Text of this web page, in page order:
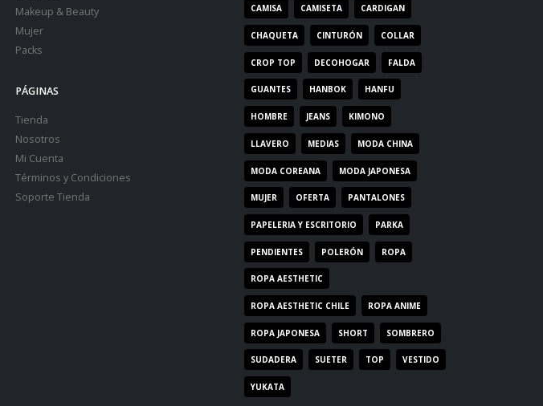
Makeup & Beauty
Mujer
Packs
PÁGINAS
Tienda
Nosotros
Mi Cuenta
Términos y Condiciones
Soporte Tienda
CAMISA CAMISETA CARDIGAN
CHAQUETA CINTURÓN COLLAR
CROP TOP DECOHOGAR FALDA
GUANTES HANBOK HANFU
HOMBRE JEANS KIMONO
LLAVERO MEDIAS MODA CHINA
MODA COREANA MODA JAPONESA
MUJER OFERTA PANTALONES
PAPELERIA Y ESCRITORIO PARKA
PENDIENTES POLERÓN ROPA
ROPA AESTHETIC
ROPA AESTHETIC CHILE ROPA ANIME
ROPA JAPONESA SHORT SOMBRERO
SUDADERA SUETER TOP VESTIDO
YUKATA